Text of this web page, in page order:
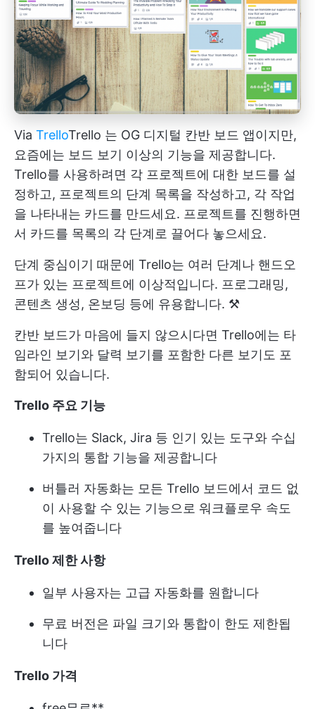
Via TrelloTrello 는 OG 디지털 칸반 보드 앱이지만,
요즘에는 보드 보기 이상의 기능을 제공합니다.
Trello를 사용하려면 각 프로젝트에 대한 보드를 설
정하고, 프로젝트의 단계 목록을 작성하고, 각 작업
을 나타내는 카드를 만드세요. 프로젝트를 진행하면
서 카드를 목록의 각 단계로 끌어다 놓으세요.
단계 중심이기 때문에 Trello는 여러 단계나 핸드오
프가 있는 프로젝트에 이상적입니다. 프로그래밍,
콘텐츠 생성, 온보딩 등에 유용합니다. ⚒️
칸반 보드가 마음에 들지 않으시다면 Trello에는 타
임라인 보기와 달력 보기를 포함한 다른 보기도 포
함되어 있습니다.
Trello 주요 기능
Trello는 Slack, Jira 등 인기 있는 도구와 수십
가지의 통합 기능을 제공합니다
버틀러 자동화는 모든 Trello 보드에서 코드 없
이 사용할 수 있는 기능으로 워크플로우 속도
를 높여줍니다
Trello 제한 사항
일부 사용자는 고급 자동화를 원합니다
무료 버전은 파일 크기와 통합이 한도 제한됩
니다
Trello 가격